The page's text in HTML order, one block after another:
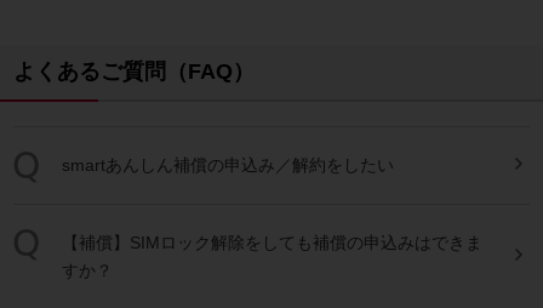
よくあるご質問（FAQ）
smartあんしん補償の申込み／解約をしたい
【補償】SIMロック解除をしても補償の申込みはできま
すか？